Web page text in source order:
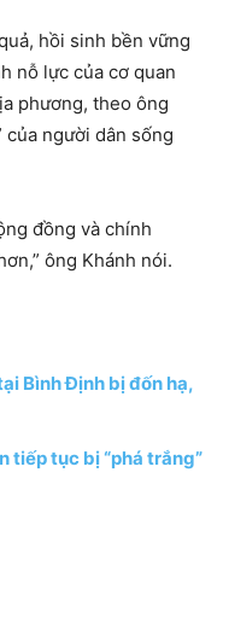
hồi sinh bền vững
nỗ lực của cơ quan
phương, theo ông
của người dân sống
đồng và chính
ông Khánh nói.
Bình Định bị đốn hạ,
tiếp tục bị “phá trắng”